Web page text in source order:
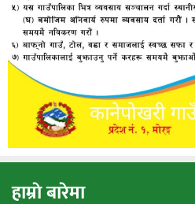
हाम्राे बारेमा